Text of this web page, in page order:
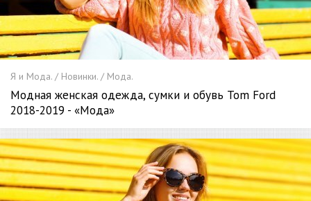
Я и Мода. / Новинки. / Мода.
Модная женская одежда, сумки и обувь Tom Ford
2018-2019 - «Мода»